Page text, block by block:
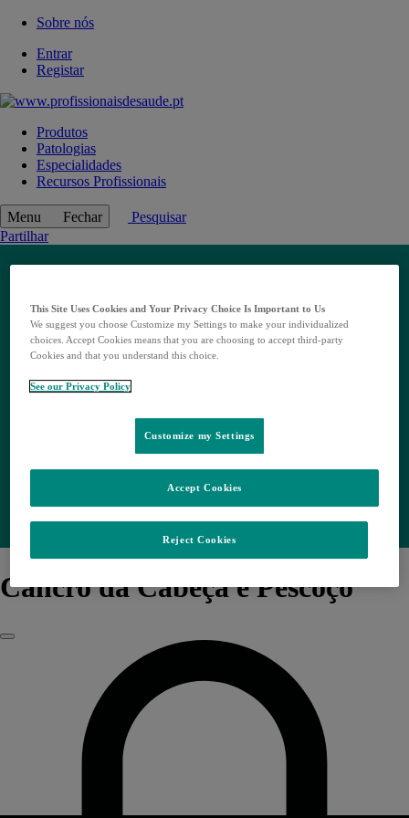
Sobre nós
Entrar
Registar
Produtos
Patologias
Especialidades
Recursos Profissionais
Menu Fechar
Pesquisar
Partilhar
Cancro da Cabeça e Pescoço
Fechar
This Site Uses Cookies and Your Privacy Choice Is Important to Us
We suggest you choose Customize my Settings to make your individualized
choices. Accept Cookies means that you are choosing to accept third-party
Cookies and that you understand this choice.
See our Privacy Policy
Customize my Settings
Reject Cookies
Accept Cookies